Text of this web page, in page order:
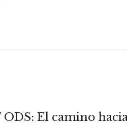
ODS: El camino